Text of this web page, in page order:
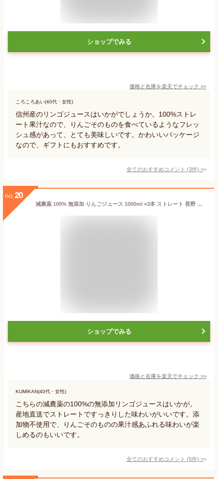
ショップでみる
価格と在庫を楽天でチェック >>
ころころあい(40代・女性)
信州産のリンゴジュースはいかがでしょうか。100%ストレ
ート果汁なので、りんごそのものを食べているようなフレッ
シュ感があって、とても美味しいです。かわいいパッケージ
なので、ギフトにもおすすめです。
全てのおすすめコメント (3件) >
no. 20
減農薬 100% 無添加 りんごジュース 1000ml ×3本 ストレート 長野 リンゴジュース ギフト 紙パック パック ジュース アップルジュース フルーツジュース 果実ジュース 小山 産地直送 母の日 父の日 お中元 お歳暮
ショップでみる
価格と在庫を楽天でチェック >>
KUMIKAN(40代・女性)
こちらの減農薬の100%の無添加リンゴジュースはいかが。
産地直送でストレートですっきりした味わいがいいです。添
加物不使用で、りんごそのものの果汁感あふれる味わいが楽
しめるのもいいです。
全てのおすすめコメント (5件) >